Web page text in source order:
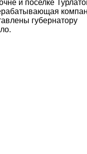
и поселке
губернатору